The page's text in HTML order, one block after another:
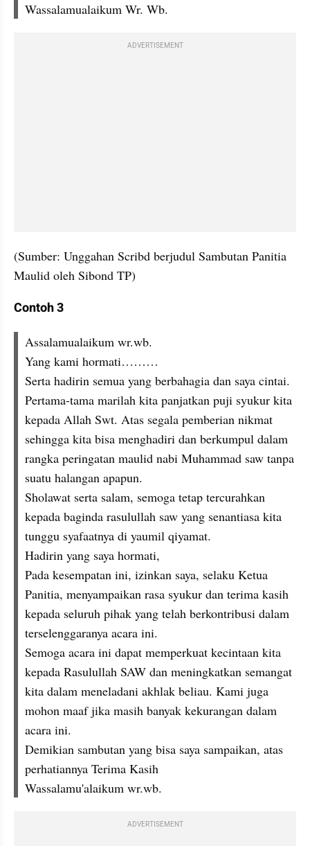
Wassalamualaikum Wr. Wb.
ADVERTISEMENT
(Sumber: Unggahan Scribd berjudul Sambutan Panitia
Maulid oleh Sibond TP)
Contoh 3
Assalamualaikum wr.wb.
Yang kami hormati………
Serta hadirin semua yang berbahagia dan saya cintai.
Pertama-tama marilah kita panjatkan puji syukur kita
kepada Allah Swt. Atas segala pemberian nikmat
sehingga kita bisa menghadiri dan berkumpul dalam
rangka peringatan maulid nabi Muhammad saw tanpa
suatu halangan apapun.
Sholawat serta salam, semoga tetap tercurahkan
kepada baginda rasulullah saw yang senantiasa kita
tunggu syafaatnya di yaumil qiyamat.
Hadirin yang saya hormati,
Pada kesempatan ini, izinkan saya, selaku Ketua
Panitia, menyampaikan rasa syukur dan terima kasih
kepada seluruh pihak yang telah berkontribusi dalam
terselenggaranya acara ini.
Semoga acara ini dapat memperkuat kecintaan kita
kepada Rasulullah SAW dan meningkatkan semangat
kita dalam meneladani akhlak beliau. Kami juga
mohon maaf jika masih banyak kekurangan dalam
acara ini.
Demikian sambutan yang bisa saya sampaikan, atas
perhatiannya Terima Kasih
Wassalamu'alaikum wr.wb.
ADVERTISEMENT